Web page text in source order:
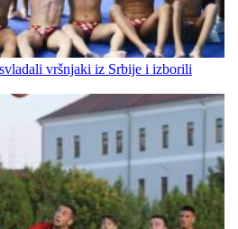
vršnjaki iz Srbije i izborili